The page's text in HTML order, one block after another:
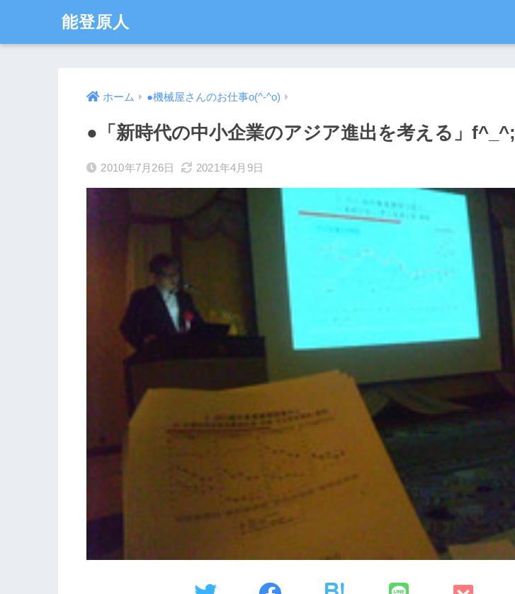
能登原人
ホーム ●機械屋さんのお仕事o(^-^o)
●「新時代の中小企業のアジア進出を考える」f^_^;
2010年7月26日 2021年4月9日